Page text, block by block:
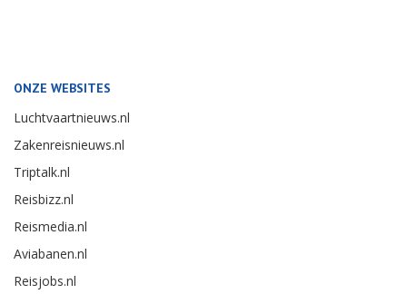
ONZE WEBSITES
Luchtvaartnieuws.nl
Zakenreisnieuws.nl
Triptalk.nl
Reisbizz.nl
Reismedia.nl
Aviabanen.nl
Reisjobs.nl